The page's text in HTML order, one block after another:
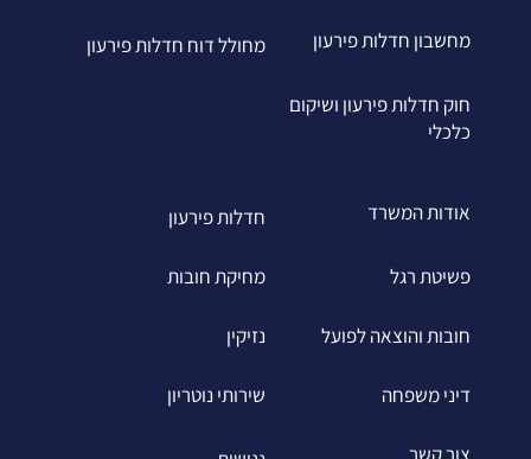
מחשבון חדלות פירעון מחולל דוח חדלות פירעון
חוק חדלות פירעון ושיקום
כלכלי
אודות המשרד חדלות פירעון
פשיטת רגל מחיקת חובות
חובות והוצאה לפועל נזיקין
דיני משפחה שירותי נוטריון